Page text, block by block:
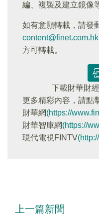
編、複製及建立鏡像
如有意願轉載，請發
content@finet.com.hk
方可轉載。
下載財華財
更多精彩内容，請點
財華網(https://
財華智庫網(https://
現代電視FINTV
上一篇新聞